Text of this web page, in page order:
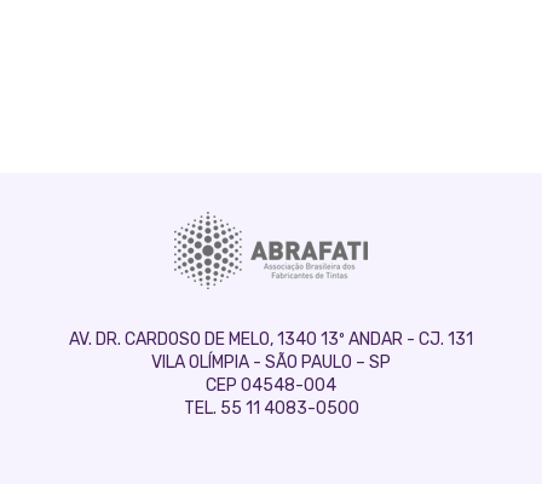
AV. DR. CARDOSO DE MELO, 1340 13º ANDAR - CJ. 131
VILA OLÍMPIA - SÃO PAULO – SP
CEP 04548-004
TEL. 55 11 4083-0500